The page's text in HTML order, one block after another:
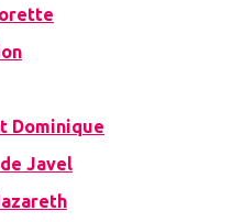
Dominique
Javel